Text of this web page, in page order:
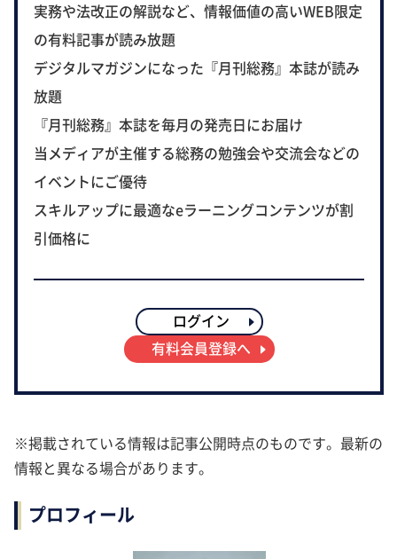
実務や法改正の解説など、情報価値の高いWEB限定
の有料記事が読み放題
デジタルマガジンになった『月刊総務』本誌が読み
放題
『月刊総務』本誌を毎月の発売日にお届け
当メディアが主催する総務の勉強会や交流会などの
イベントにご優待
スキルアップに最適なeラーニングコンテンツが割
引価格に
ログイン
有料会員登録へ
※掲載されている情報は記事公開時点のものです。最新の
情報と異なる場合があります。
プロフィール